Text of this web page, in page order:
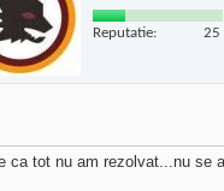
Reputatie: 25
ca tot nu am rezolvat...nu se